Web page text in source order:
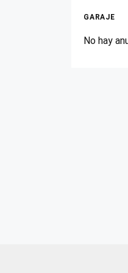
GARAJE
No hay